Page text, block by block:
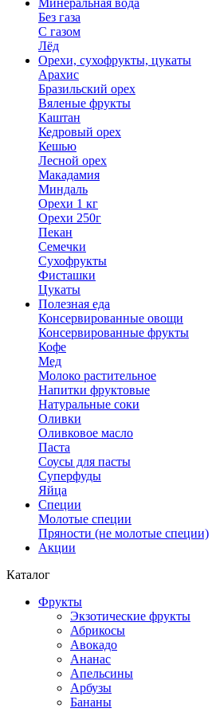
Минеральная вода
Без газа
С газом
Лёд
Орехи, сухофрукты, цукаты
Арахис
Бразильский орех
Вяленые фрукты
Каштан
Кедровый орех
Кешью
Лесной орех
Макадамия
Миндаль
Орехи 1 кг
Орехи 250г
Пекан
Семечки
Сухофрукты
Фисташки
Цукаты
Полезная еда
Консервированные овощи
Консервированные фрукты
Кофе
Мед
Молоко растительное
Напитки фруктовые
Натуральные соки
Оливки
Оливковое масло
Паста
Соусы для пасты
Суперфуды
Яйца
Специи
Молотые специи
Пряности (не молотые специи)
Акции
Каталог
Фрукты
Экзотические фрукты
Абрикосы
Авокадо
Ананас
Апельсины
Арбузы
Бананы